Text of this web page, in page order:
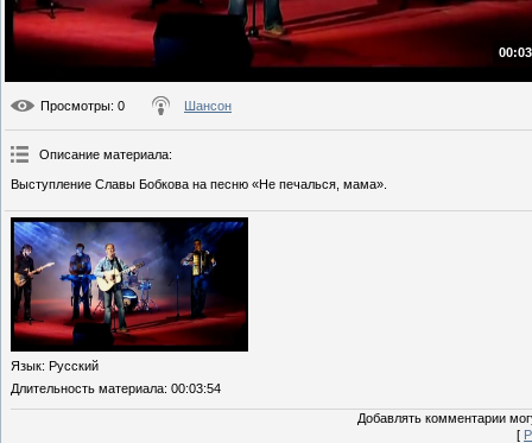
Просмотры: 0 Шансон
Описание материала:
Выступление Славы Бобкова на песню «Не печалься, мама».
Язык: Русский
Длительность материала: 00:03:54
Добавлять комментарии
[